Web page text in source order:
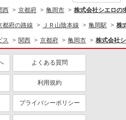
西 京都府 亀岡市 株式会社シエロの
都府の路線 ＪＲ山陰本線 亀岡駅 株
ス 関西 京都府 亀岡市 株式会社
よくある質問
利用規約
プライバシーポリシー